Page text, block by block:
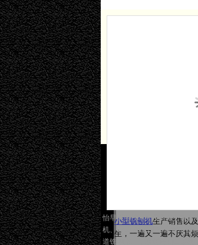
做小型铣刨机生产销售以
学生，一遍又一遍不厌其
怡早机电技术开发有限公司是
机、W50及W35DC隆声带铣
道铣刨施工；水泥路面白改黑